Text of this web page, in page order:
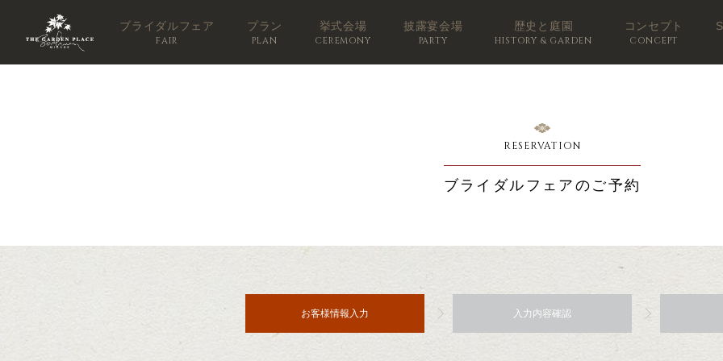
ブライダルフェア
FAIR
プラン
PLAN
挙式会場
CEREMONY
披露宴会場
PARTY
歴史と庭園
HISTORY & GARDEN
コンセプト
CONCEPT
RESERVATION
ブライダルフェアのご予約
お客様情報入力 入力内容確認